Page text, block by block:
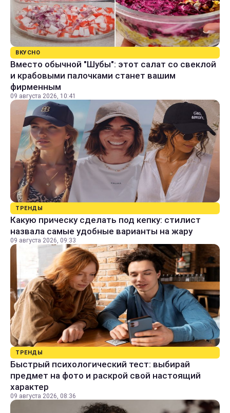
ВКУСНО
Вместо обычной "Шубы": этот салат со свеклой
и крабовыми палочками станет вашим
фирменным
09 августа 2026, 10:41
ТРЕНДЫ
Какую прическу сделать под кепку: стилист
назвала самые удобные варианты на жару
09 августа 2026, 09:33
ТРЕНДЫ
Быстрый психологический тест: выбирай
предмет на фото и раскрой свой настоящий
характер
09 августа 2026, 08:36